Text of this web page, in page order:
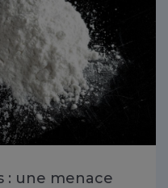
: une menace